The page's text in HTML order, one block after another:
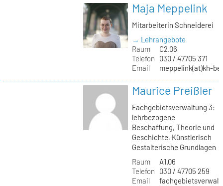
Maja Meppelink
Mitarbeiterin Schneiderei
→ Lehrangebote
Raum
C2.06
Telefon
030 / 47705 371
Email
meppelink(at)kh-
Maurice Preißler
Fachgebietsverwaltung 3:
lehrbezogene
Beschaffung, Theorie und
Geschichte, Künstlerisch
Gestalterische Grundlagen
Raum
A1.06
Telefon
030 / 47705 259
Email